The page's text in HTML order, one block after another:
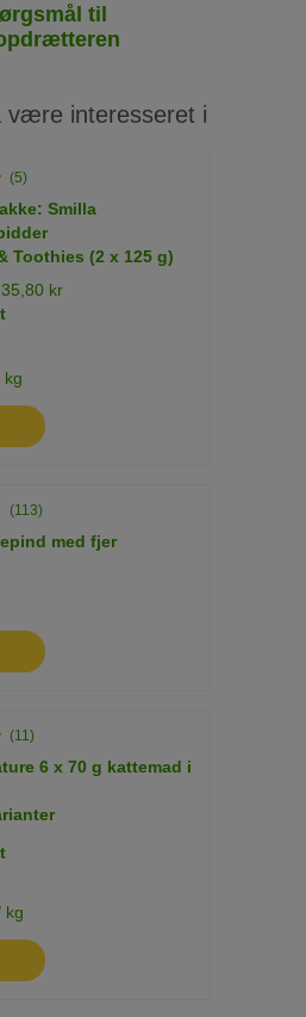
til
være interesseret i
(5)
Smilla
Toothies (2 x 125 g)
kr
kg
(113)
med fjer
(11)
6 x 70 g kattemad i
kg